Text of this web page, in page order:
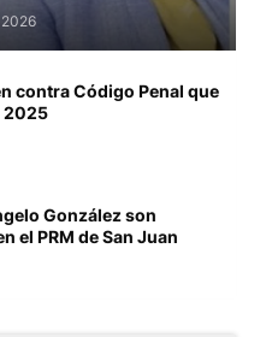
contra Código Penal que
2025
González son
el PRM de San Juan